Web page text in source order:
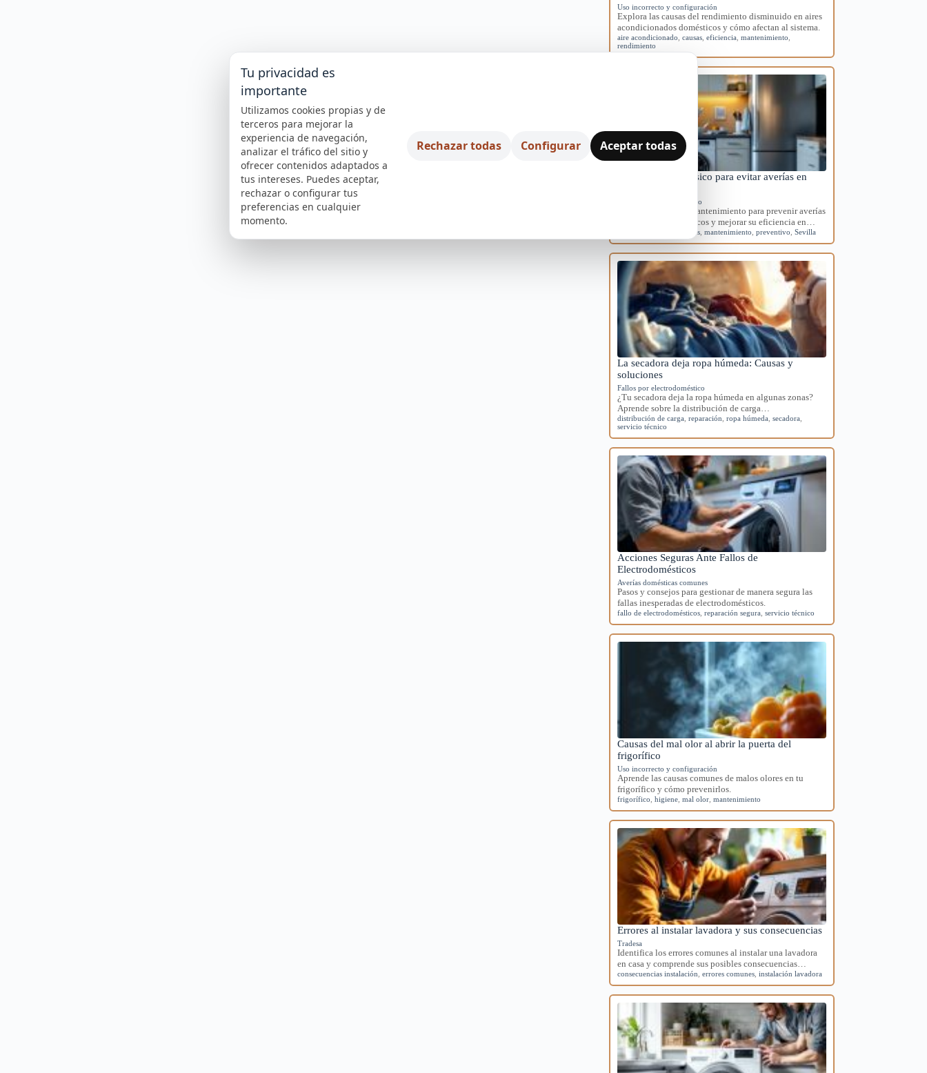
Uso incorrecto y configuración
Explora las causas del rendimiento disminuido en aires
acondicionados domésticos y cómo afectan al sistema.
aire acondicionado ,causas ,eficiencia ,mantenimiento
rendimiento
Mantenimiento básico para evitar averías en
Mantenimiento preventivo
Aprende rutinas de mantenimiento para prevenir averías
en tus electrodomésticos y mejorar su eficiencia en…
electrodomésticos ,mantenimiento ,preventivo ,Sevilla
La secadora deja ropa húmeda: Causas y
soluciones
Fallos por electrodoméstico
¿Tu secadora deja la ropa húmeda en algunas zonas?
Aprende sobre la distribución de carga…
distribución de carga ,reparación ,ropa húmeda ,secadora
servicio técnico
Acciones Seguras Ante Fallos de
Electrodomésticos
Averías domésticas comunes
Pasos y consejos para gestionar de manera segura las
fallas inesperadas de electrodomésticos.
fallo de electrodomésticos ,reparación segura ,servicio técnico
Causas del mal olor al abrir la puerta del
frigorífico
Uso incorrecto y configuración
Aprende las causas comunes de malos olores en tu
frigorífico y cómo prevenirlos.
frigorífico ,higiene ,mal olor ,mantenimiento
Errores al instalar lavadora y sus consecuencias
Tradesa
Identifica los errores comunes al instalar una lavadora
en casa y comprende sus posibles consecuencias…
consecuencias instalación ,errores comunes ,instalación lavadora
Tu privacidad es
importante
Utilizamos cookies propias y de
terceros para mejorar la
experiencia de navegación,
analizar el tráfico del sitio y
ofrecer contenidos adaptados a
tus intereses. Puedes aceptar,
rechazar o configurar tus
preferencias en cualquier
momento.
Rechazar todas Configurar Aceptar todas